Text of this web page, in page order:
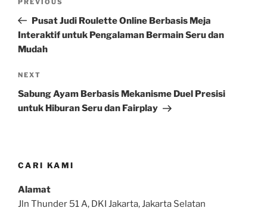
Previous
PostPusat Judi Roulette Online Berbasis Meja
Interaktif untuk Pengalaman Bermain Seru dan
Mudah
Next
Post
NEXT
Sabung Ayam Berbasis Mekanisme Duel Presisi
untuk Hiburan Seru dan Fairplay
CARI KAMI
Alamat
Jln Thunder 51 A, DKI Jakarta, Jakarta Selatan